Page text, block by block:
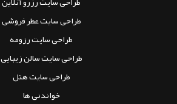
طراحی سایت عطر فروشی
طراحی سایت رزومه
طراحی سایت سالن زیبایی
طراحی سایت هتل
خواندنی ها